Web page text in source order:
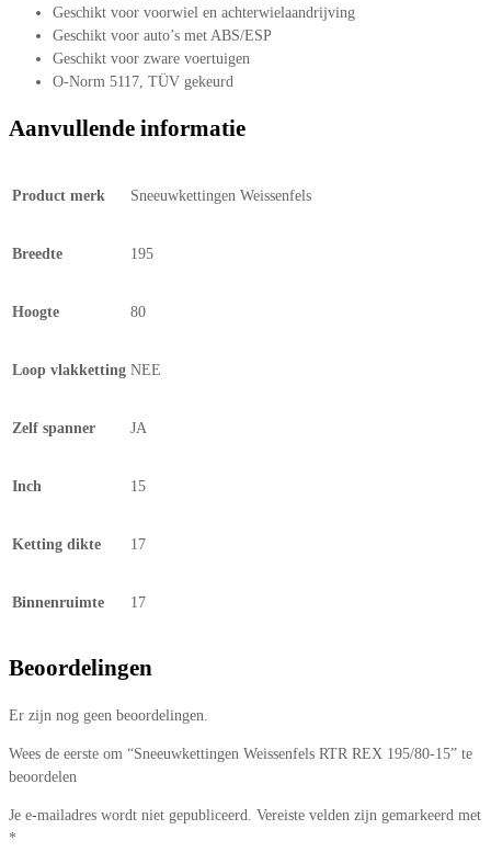
Geschikt voor voorwiel en achterwielaandrijving
Geschikt voor auto’s met ABS/ESP
Geschikt voor zware voertuigen
O-Norm 5117, TÜV gekeurd
Aanvullende informatie
Product merk Sneeuwkettingen Weissenfels
Breedte 195
Hoogte 80
Loop vlakketting NEE
Zelf spanner JA
Inch 15
Ketting dikte 17
Binnenruimte 17
Beoordelingen
Er zijn nog geen beoordelingen.
Wees de eerste om “Sneeuwkettingen Weissenfels RTR REX 195/80-15” te
beoordelen
Je e-mailadres wordt niet gepubliceerd. Vereiste velden zijn gemarkeerd met
*